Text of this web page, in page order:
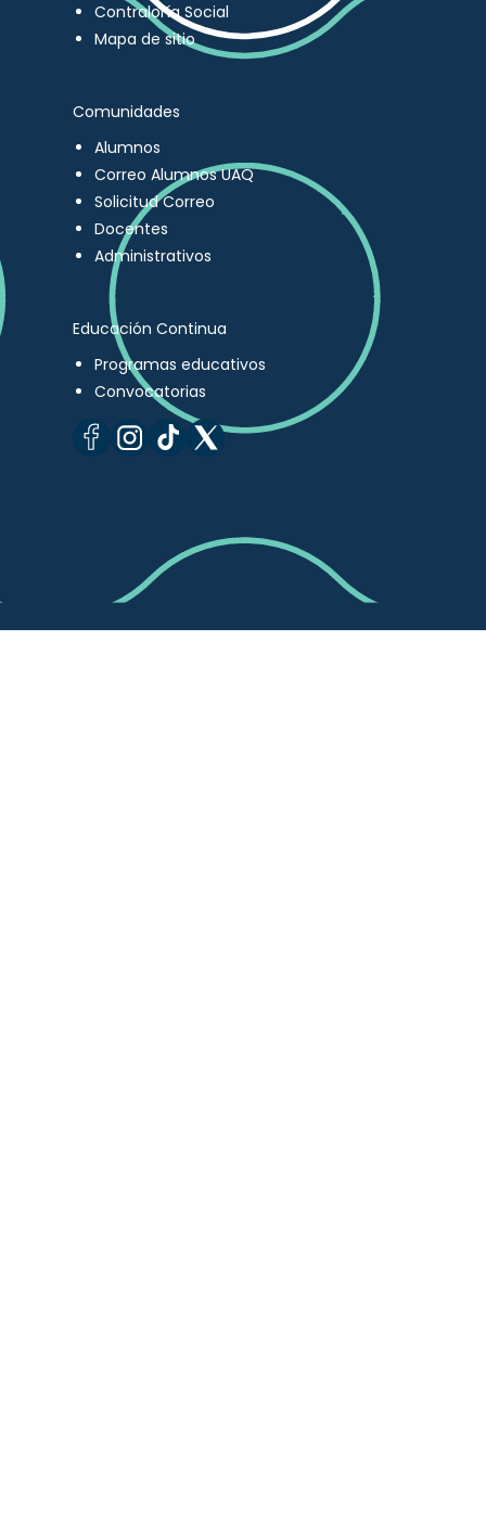
Contraloría Social
Mapa de sitio
Comunidades
Alumnos
Correo Alumnos UAQ
Solicitud Correo
Docentes
Administrativos
Educación Continua
Programas educativos
Convocatorias